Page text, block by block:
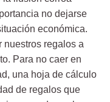
no dejarse
económica.
nuestros regalos a
Para no caer en
una hoja de cálculo
de regalos que